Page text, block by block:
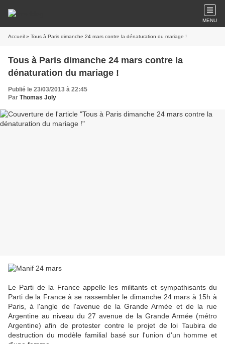
MENU
Accueil » Tous à Paris dimanche 24 mars contre la dénaturation du mariage !
Tous à Paris dimanche 24 mars contre la
dénaturation du mariage !
Publié le 23/03/2013 à 22:45
Par Thomas Joly
Le Parti de la France appelle les militants et sympathisants du
Parti de la France à se rassembler le dimanche 24 mars à 15h à
Paris, à l'angle de l'avenue de la Grande Armée et de la rue
Argentine au niveau du 27 avenue de la Grande Armée (métro
Argentine) afin de protester contre le projet de loi Taubira de
destruction du modèle familial basé sur l'union d'un homme et